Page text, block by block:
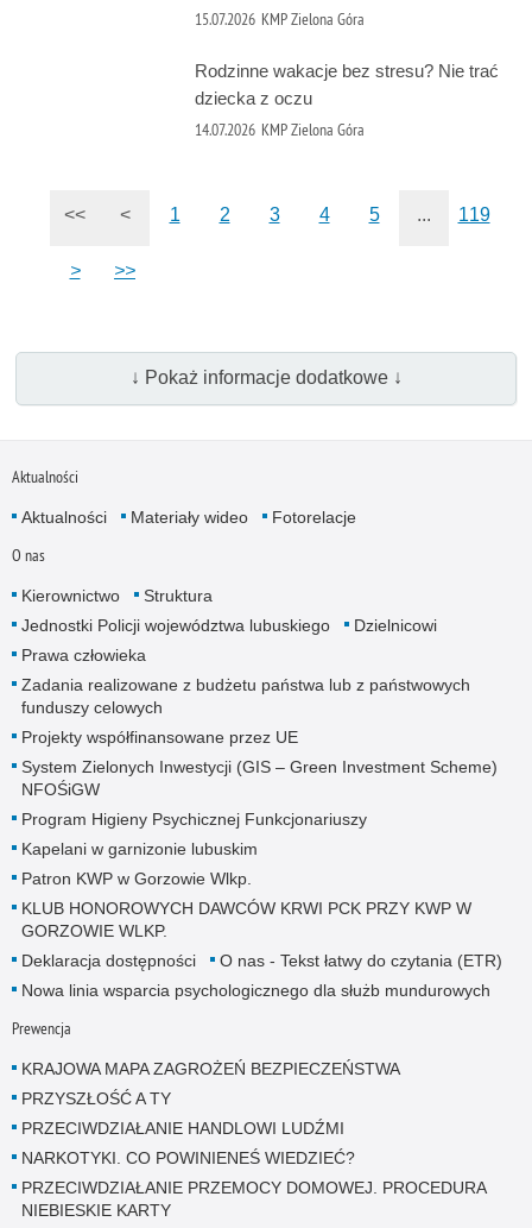
15.07.2026 KMP Zielona Góra
Rodzinne wakacje bez stresu? Nie trać
dziecka z oczu
14.07.2026 KMP Zielona Góra
<< < 1 2 3 4 5 ... 119
> >>
↓ Pokaż informacje dodatkowe ↓
Aktualności
Aktualności Materiały wideo Fotorelacje
O nas
Kierownictwo
Struktura
Jednostki Policji województwa lubuskiego
Dzielnicowi
Prawa człowieka
Zadania realizowane z budżetu państwa lub z państwowych
funduszy celowych
Projekty współfinansowane przez UE
System Zielonych Inwestycji (GIS – Green Investment Scheme)
NFOŚiGW
Program Higieny Psychicznej Funkcjonariuszy
Kapelani w garnizonie lubuskim
Patron KWP w Gorzowie Wlkp.
KLUB HONOROWYCH DAWCÓW KRWI PCK PRZY KWP W
GORZOWIE WLKP.
Deklaracja dostępności
O nas - Tekst łatwy do czytania (ETR)
Nowa linia wsparcia psychologicznego dla służb mundurowych
Prewencja
KRAJOWA MAPA ZAGROŻEŃ BEZPIECZEŃSTWA
PRZYSZŁOŚĆ A TY
PRZECIWDZIAŁANIE HANDLOWI LUDŹMI
NARKOTYKI. CO POWINIENEŚ WIEDZIEĆ?
PRZECIWDZIAŁANIE PRZEMOCY DOMOWEJ. PROCEDURA
NIEBIESKIE KARTY